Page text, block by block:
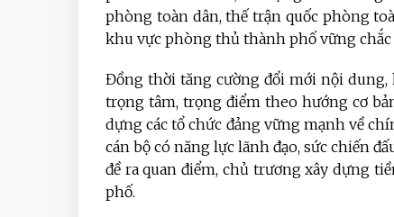
phòng toàn dân, thế trận quốc phòng
khu vực phòng thủ thành phố vững
Đồng thời tăng cường đổi mới nội
trọng tâm, trọng điểm theo hướng cơ
dựng các tổ chức đảng vững mạnh về
cán bộ có năng lực lãnh đạo, sức chiến
đề ra quan điểm, chủ trương xây dựng
phố.